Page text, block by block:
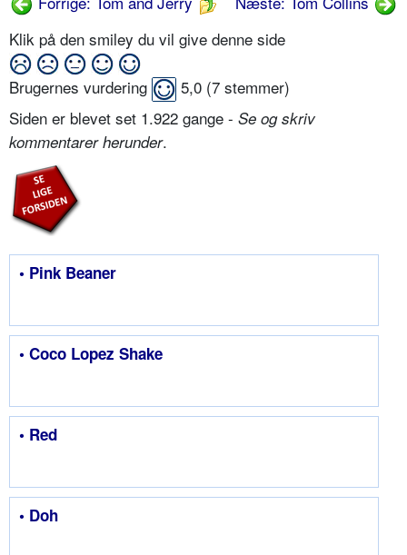
Klik på den smiley du vil give denne side
Brugernes vurdering 5,0 (7 stemmer)
Siden er blevet set 1.922 gange - Se og skriv
kommentarer herunder.
• Pink Beaner
• Coco Lopez Shake
• Red
• Doh